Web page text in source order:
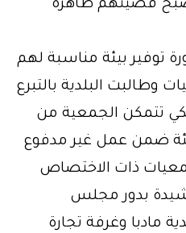
قضيتهم ظاهرة
توفير بيئة مناسبة لهم
وطالبت البلدية بالتبرع
تتمكن الجمعية من
ضمن عمل غير مدفوع
ذات الاختصاص
بدور مجلس
مادبا وغرفة تجارة